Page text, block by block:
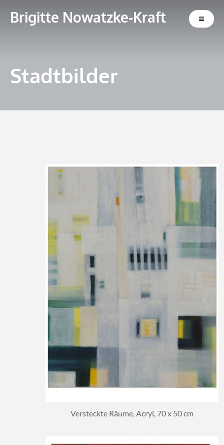
Brigitte Nowatzke-Kraft
Stadtbilder
Versteckte Räume, Acryl, 70 x 50 cm